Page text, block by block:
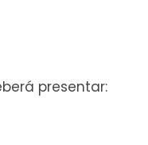
presentar: